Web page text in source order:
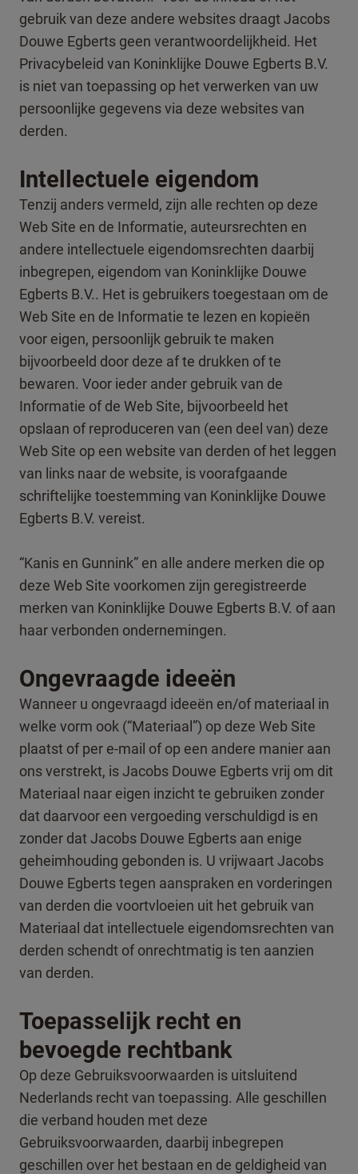
gebruik van deze andere websites draagt Jacobs
Douwe Egberts geen verantwoordelijkheid. Het
Privacybeleid van Koninklijke Douwe Egberts B.V.
is niet van toepassing op het verwerken van uw
persoonlijke gegevens via deze websites van
derden.
Intellectuele eigendom
Tenzij anders vermeld, zijn alle rechten op deze
Web Site en de Informatie, auteursrechten en
andere intellectuele eigendomsrechten daarbij
inbegrepen, eigendom van Koninklijke Douwe
Egberts B.V.. Het is gebruikers toegestaan om de
Web Site en de Informatie te lezen en kopieën
voor eigen, persoonlijk gebruik te maken
bijvoorbeeld door deze af te drukken of te
bewaren. Voor ieder ander gebruik van de
Informatie of de Web Site, bijvoorbeeld het
opslaan of reproduceren van (een deel van) deze
Web Site op een website van derden of het leggen
van links naar de website, is voorafgaande
schriftelijke toestemming van Koninklijke Douwe
Egberts B.V. vereist.
“Kanis en Gunnink” en alle andere merken die op
deze Web Site voorkomen zijn geregistreerde
merken van Koninklijke Douwe Egberts B.V. of aan
haar verbonden ondernemingen.
Ongevraagde ideeën
Wanneer u ongevraagd ideeën en/of materiaal in
welke vorm ook (“Materiaal”) op deze Web Site
plaatst of per e-mail of op een andere manier aan
ons verstrekt, is Jacobs Douwe Egberts vrij om dit
Materiaal naar eigen inzicht te gebruiken zonder
dat daarvoor een vergoeding verschuldigd is en
zonder dat Jacobs Douwe Egberts aan enige
geheimhouding gebonden is. U vrijwaart Jacobs
Douwe Egberts tegen aanspraken en vorderingen
van derden die voortvloeien uit het gebruik van
Materiaal dat intellectuele eigendomsrechten van
derden schendt of onrechtmatig is ten aanzien
van derden.
Toepasselijk recht en
bevoegde rechtbank
Op deze Gebruiksvoorwaarden is uitsluitend
Nederlands recht van toepassing. Alle geschillen
die verband houden met deze
Gebruiksvoorwaarden, daarbij inbegrepen
geschillen over het bestaan en de geldigheid van